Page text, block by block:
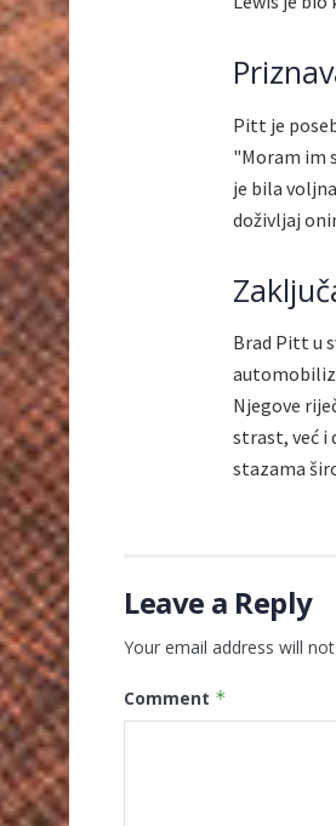
Pitt je
"Moram im
je bila
doživljaj
Brad Pitt u
Njegove
strast, već i
stazama
Leave a Reply
Your email address will
Comment *